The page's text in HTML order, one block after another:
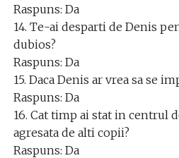
Raspuns: Da
14. Te-ai desparti de Denis
dubios?
Raspuns: Da
15. Daca Denis ar vrea sa se
Raspuns: Da
16. Cat timp ai stat in centrul
agresata de alti copii?
Raspuns: Da